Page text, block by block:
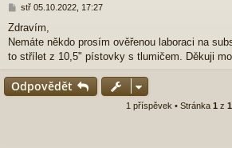
P
í
s
p
v
e
stř 05.10.2022, 17:27
Zdravím,
Nemáte někdo prosím ověřenou laboraci na
to střílet z 10,5" pístovky s tlumičem. Děkuji
Odpovědět
1 příspěvek • Stránka 1 z 1